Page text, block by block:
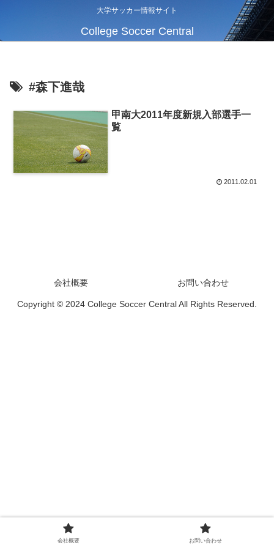
大学サッカー情報サイト
College Soccer Central
#森下進哉
甲南大2011年度新規入部選手一
覧
2011.02.01
会社概要 お問い合わせ
Copyright © 2024 College Soccer Central All Rights Reserved.
会社概要 お問い合わせ